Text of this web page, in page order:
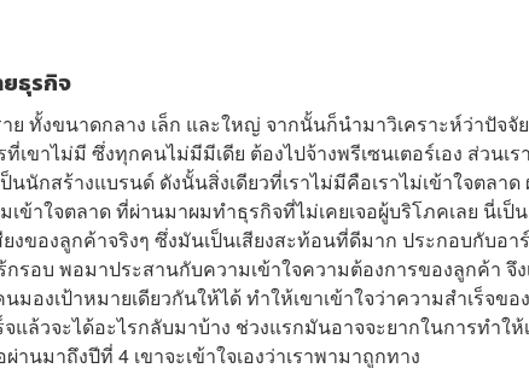
ยธุรกิจ
ทั้งขนาดกลาง เล็ก และใหญ่ จากนั้นก็นำมาวิเคราะห์ว่าปัจจัย
เขาไม่มี ซึ่งทุกคนไม่มีมีเดีย ต้องไปจ้างพรีเซนเตอร์เอง ส่วนเร
นักสร้างแบรนด์ ดังนั้นสิ่งเดียวที่เราไม่มีคือเราไม่เข้าใจตลาด
เข้าใจตลาด ที่ผ่านมาผมทำธุรกิจที่ไม่เคยเจอผู้บริโภคเลย นี่เป็
งของลูกค้าจริงๆ ซึ่งมันเป็นเสียงสะท้อนที่ดีมาก ประกอบกับอา
รอบ พอมาประสานกับความเข้าใจความต้องการของลูกค้า จึง
งเป้าหมายเดียวกันให้ได้ ทำให้เขาเข้าใจว่าความสำเร็จของ
แล้วจะได้อะไรกลับมาบ้าง ช่วงแรกมันอาจจะยากในการทำให้
นมาถึงปีที่ 4 เขาจะเข้าใจเองว่าเราพามาถูกทาง